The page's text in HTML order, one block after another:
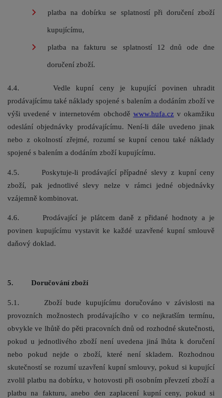
platba na dobírku se splatností při doručení zboží
kupujícímu,
platba na fakturu se splatností 12 dnů ode dne
doručení zboží.
4.4. Vedle kupní ceny je kupující povinen uhradit
prodávajícímu také náklady spojené s balením a dodáním zboží ve
výši uvedené v internetovém obchodě www.hufa.cz v okamžiku
odeslání objednávky prodávajícímu. Není-li dále uvedeno jinak
nebo z okolností zřejmé, rozumí se kupní cenou také náklady
spojené s balením a dodáním zboží kupujícímu.
4.5. Poskytuje-li prodávající případné slevy z kupní ceny
zboží, pak jednotlivé slevy nelze v rámci jedné objednávky
vzájemně kombinovat.
4.6. Prodávající je plátcem daně z přidané hodnoty a je
povinen kupujícímu vystavit ke každé uzavřené kupní smlouvě
daňový doklad.
5. Doručování zboží
5.1. Zboží bude kupujícímu doručováno v závislosti na
provozních možnostech prodávajícího v co nejkratším termínu,
obvykleve lhůtě do pěti pracovních dnů od rozhodné skutečnosti,
pokud u jednotlivého zboží není uvedena jiná lhůta k doručení
nebo pokud nejde o zboží, které není skladem. Rozhodnou
skutečností se rozumí uzavření kupní smlouvy, pokud si kupující
zvolil platbu na dobírku, v hotovosti při osobním převzetí zboží a
platbu na fakturu, anebo den zaplacení kupní ceny, pokud si